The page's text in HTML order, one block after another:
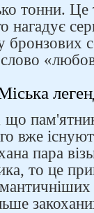
тонни.
нагадує
бронзових
що
вже
пара
то це